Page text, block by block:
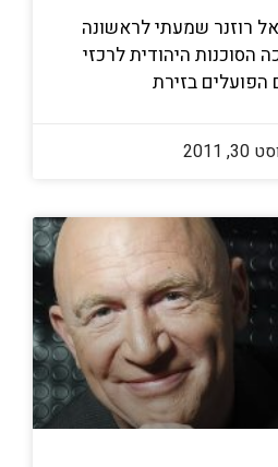
רוזנר שמעתי לראשונה
היהודית לרכזי
הפועלים בזירת
2011